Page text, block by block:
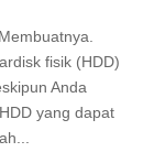
fisik (HDD)
Anda
yang dapat